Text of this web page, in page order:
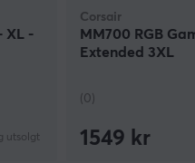
XL -
utsolgt
Corsair
MM700 RGB
Extended 3XL
(0)
1549 kr